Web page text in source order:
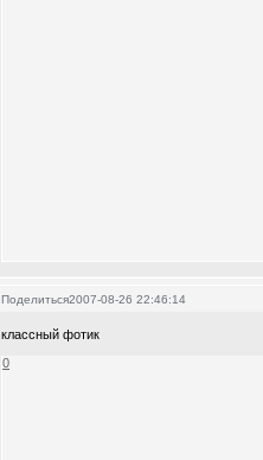
Поделиться2007-08-26 22:46:14
классный фотик
0